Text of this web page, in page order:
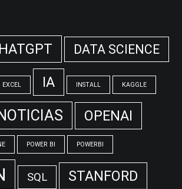
DATA SCIENCE
EXCEL IA INSTALL KAGGLE
OPENAI
POWER BI POWERBI
SQL STANFORD